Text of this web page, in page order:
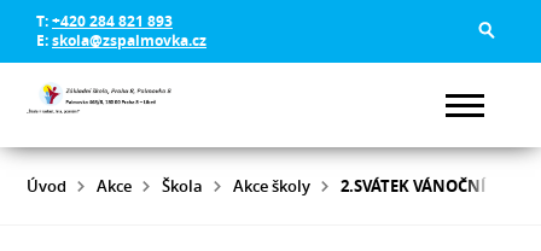
T:+420 284 821 893
E:skola@zspalmovka.cz
Úvod Akce Škola Akce školy 2.SVÁTEK VÁNOČNÍ